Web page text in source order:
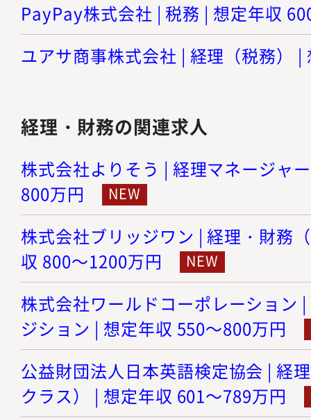
PayPay株式会社 | 税務 | 想定年収
ユアサ商事株式会社 | 経理（税務）
経理・財務の関連求人
株式会社よりそう | 経理マネージャ
800万円
株式会社ブリッジワン | 経理・財務
収 800～1200万円
株式会社ワールドコーポレーション
ジション | 想定年収 550～800万円
公益財団法人日本英語検定協会 | 経
クラス） | 想定年収 601～789万円